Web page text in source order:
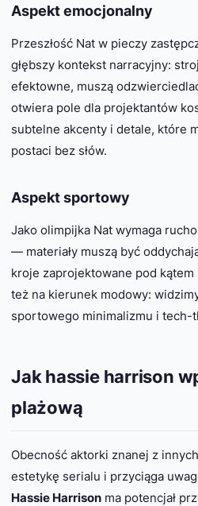
Aspekt emocjonalny
Przeszłość Nat w pieczy
głębszy kontekst narracyjny:
efektowne, muszą
otwiera pole dla projektantów
subtelne akcenty i detale, które
postaci bez słów.
Aspekt sportowy
Jako olimpijka Nat wymaga
— materiały muszą być
kroje zaprojektowane pod kątem
też na kierunek modowy:
sportowego minimalizmu i tech-
Jak hassie harrison
plażową
Obecność aktorki znanej z
estetykę serialu i przyciąga
Hassie Harrison ma potencjał